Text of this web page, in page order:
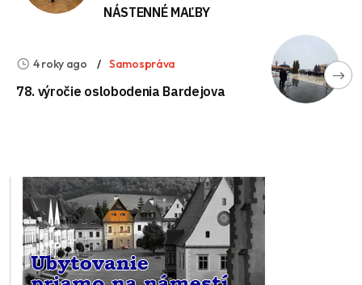
NÁSTENNÉ MAĽBY
4 roky ago Samospráva
78. výročie oslobodenia Bardejova